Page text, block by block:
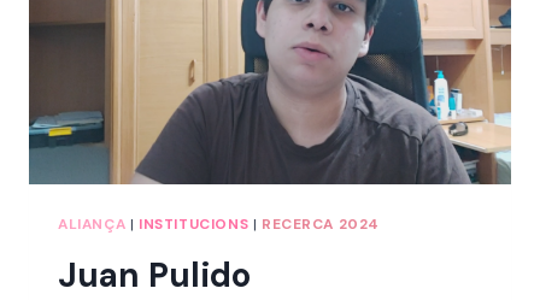
ALIANÇA | INSTITUCIONS | RECERCA 2024
Juan Pulido